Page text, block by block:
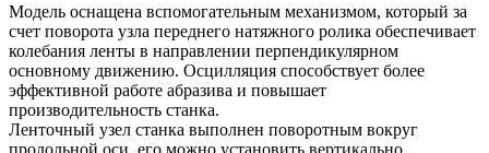
Модель оснащена вспомогательным механизмом, который за
счет поворота узла переднего натяжного ролика обеспечивает
колебания ленты в направлении перпендикулярном
основному движению. Осцилляция способствует более
эффективной работе абразива и повышает
производительность станка.
Ленточный узел станка выполнен поворотным вокруг
продольной оси, его можно установить вертикально,